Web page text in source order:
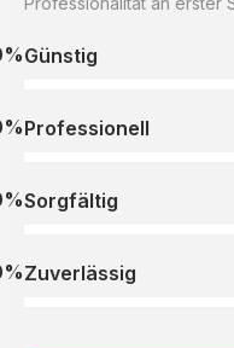
Günstig
Professionell
Sorgfältig
Zuverlässig